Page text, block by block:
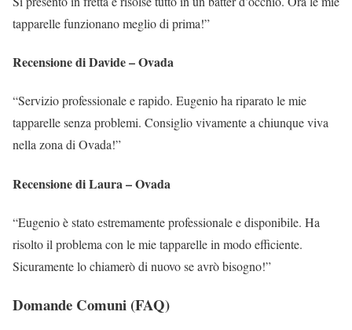
tapparelle funzionano meglio di prima!”
Recensione di Davide – Ovada
“Servizio professionale e rapido. Eugenio ha riparato le mie
tapparelle senza problemi. Consiglio vivamente a chiunque viva
nella zona di Ovada!”
Recensione di Laura – Ovada
“Eugenio è stato estremamente professionale e disponibile. Ha
risolto il problema con le mie tapparelle in modo efficiente.
Sicuramente lo chiamerò di nuovo se avrò bisogno!”
Domande Comuni (FAQ)